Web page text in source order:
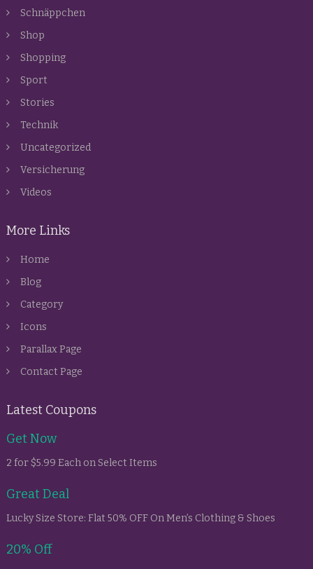
Schnäppchen
Shop
Shopping
Sport
Stories
Technik
Uncategorized
Versicherung
Videos
More Links
Home
Blog
Category
Icons
Parallax Page
Contact Page
Latest Coupons
Get Now
2 for $5.99 Each on Select Items
Great Deal
Lucky Size Store: Flat 50% OFF On Men’s Clothing & Shoes
20% Off